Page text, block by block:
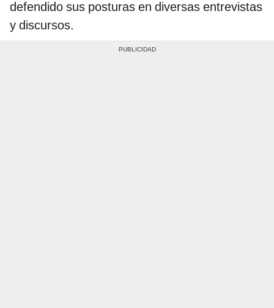
defendido sus posturas en diversas entrevistas
y discursos.